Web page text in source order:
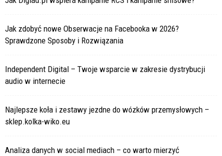
Jak zdobyć nowe Obserwacje na Facebooka w 2026?
Sprawdzone Sposoby i Rozwiązania
Independent Digital – Twoje wsparcie w zakresie dystrybucji
audio w internecie
Najlepsze koła i zestawy jezdne do wózków przemysłowych –
sklep.kolka-wiko.eu
Analiza danych w social mediach – co warto mierzyć